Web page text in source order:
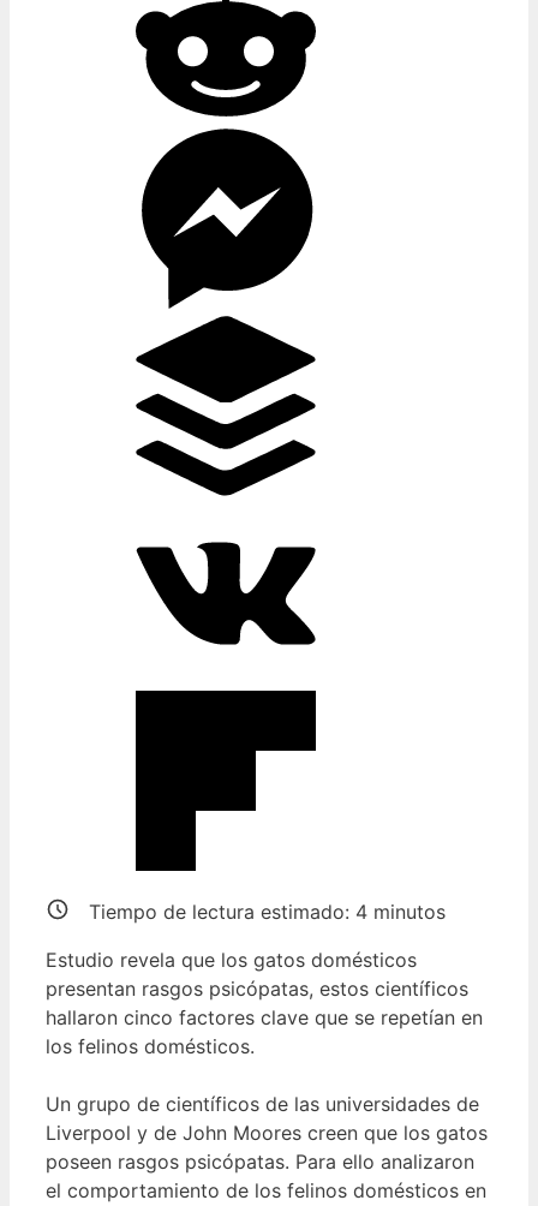
Tiempo de lectura estimado: 4 minutos
Estudio revela que los gatos domésticos
presentan rasgos psicópatas, estos científicos
hallaron cinco factores clave que se repetían en
los felinos domésticos.
Un grupo de científicos de las universidades de
Liverpool y de John Moores creen que los gatos
poseen rasgos psicópatas. Para ello analizaron
el comportamiento de los felinos domésticos en